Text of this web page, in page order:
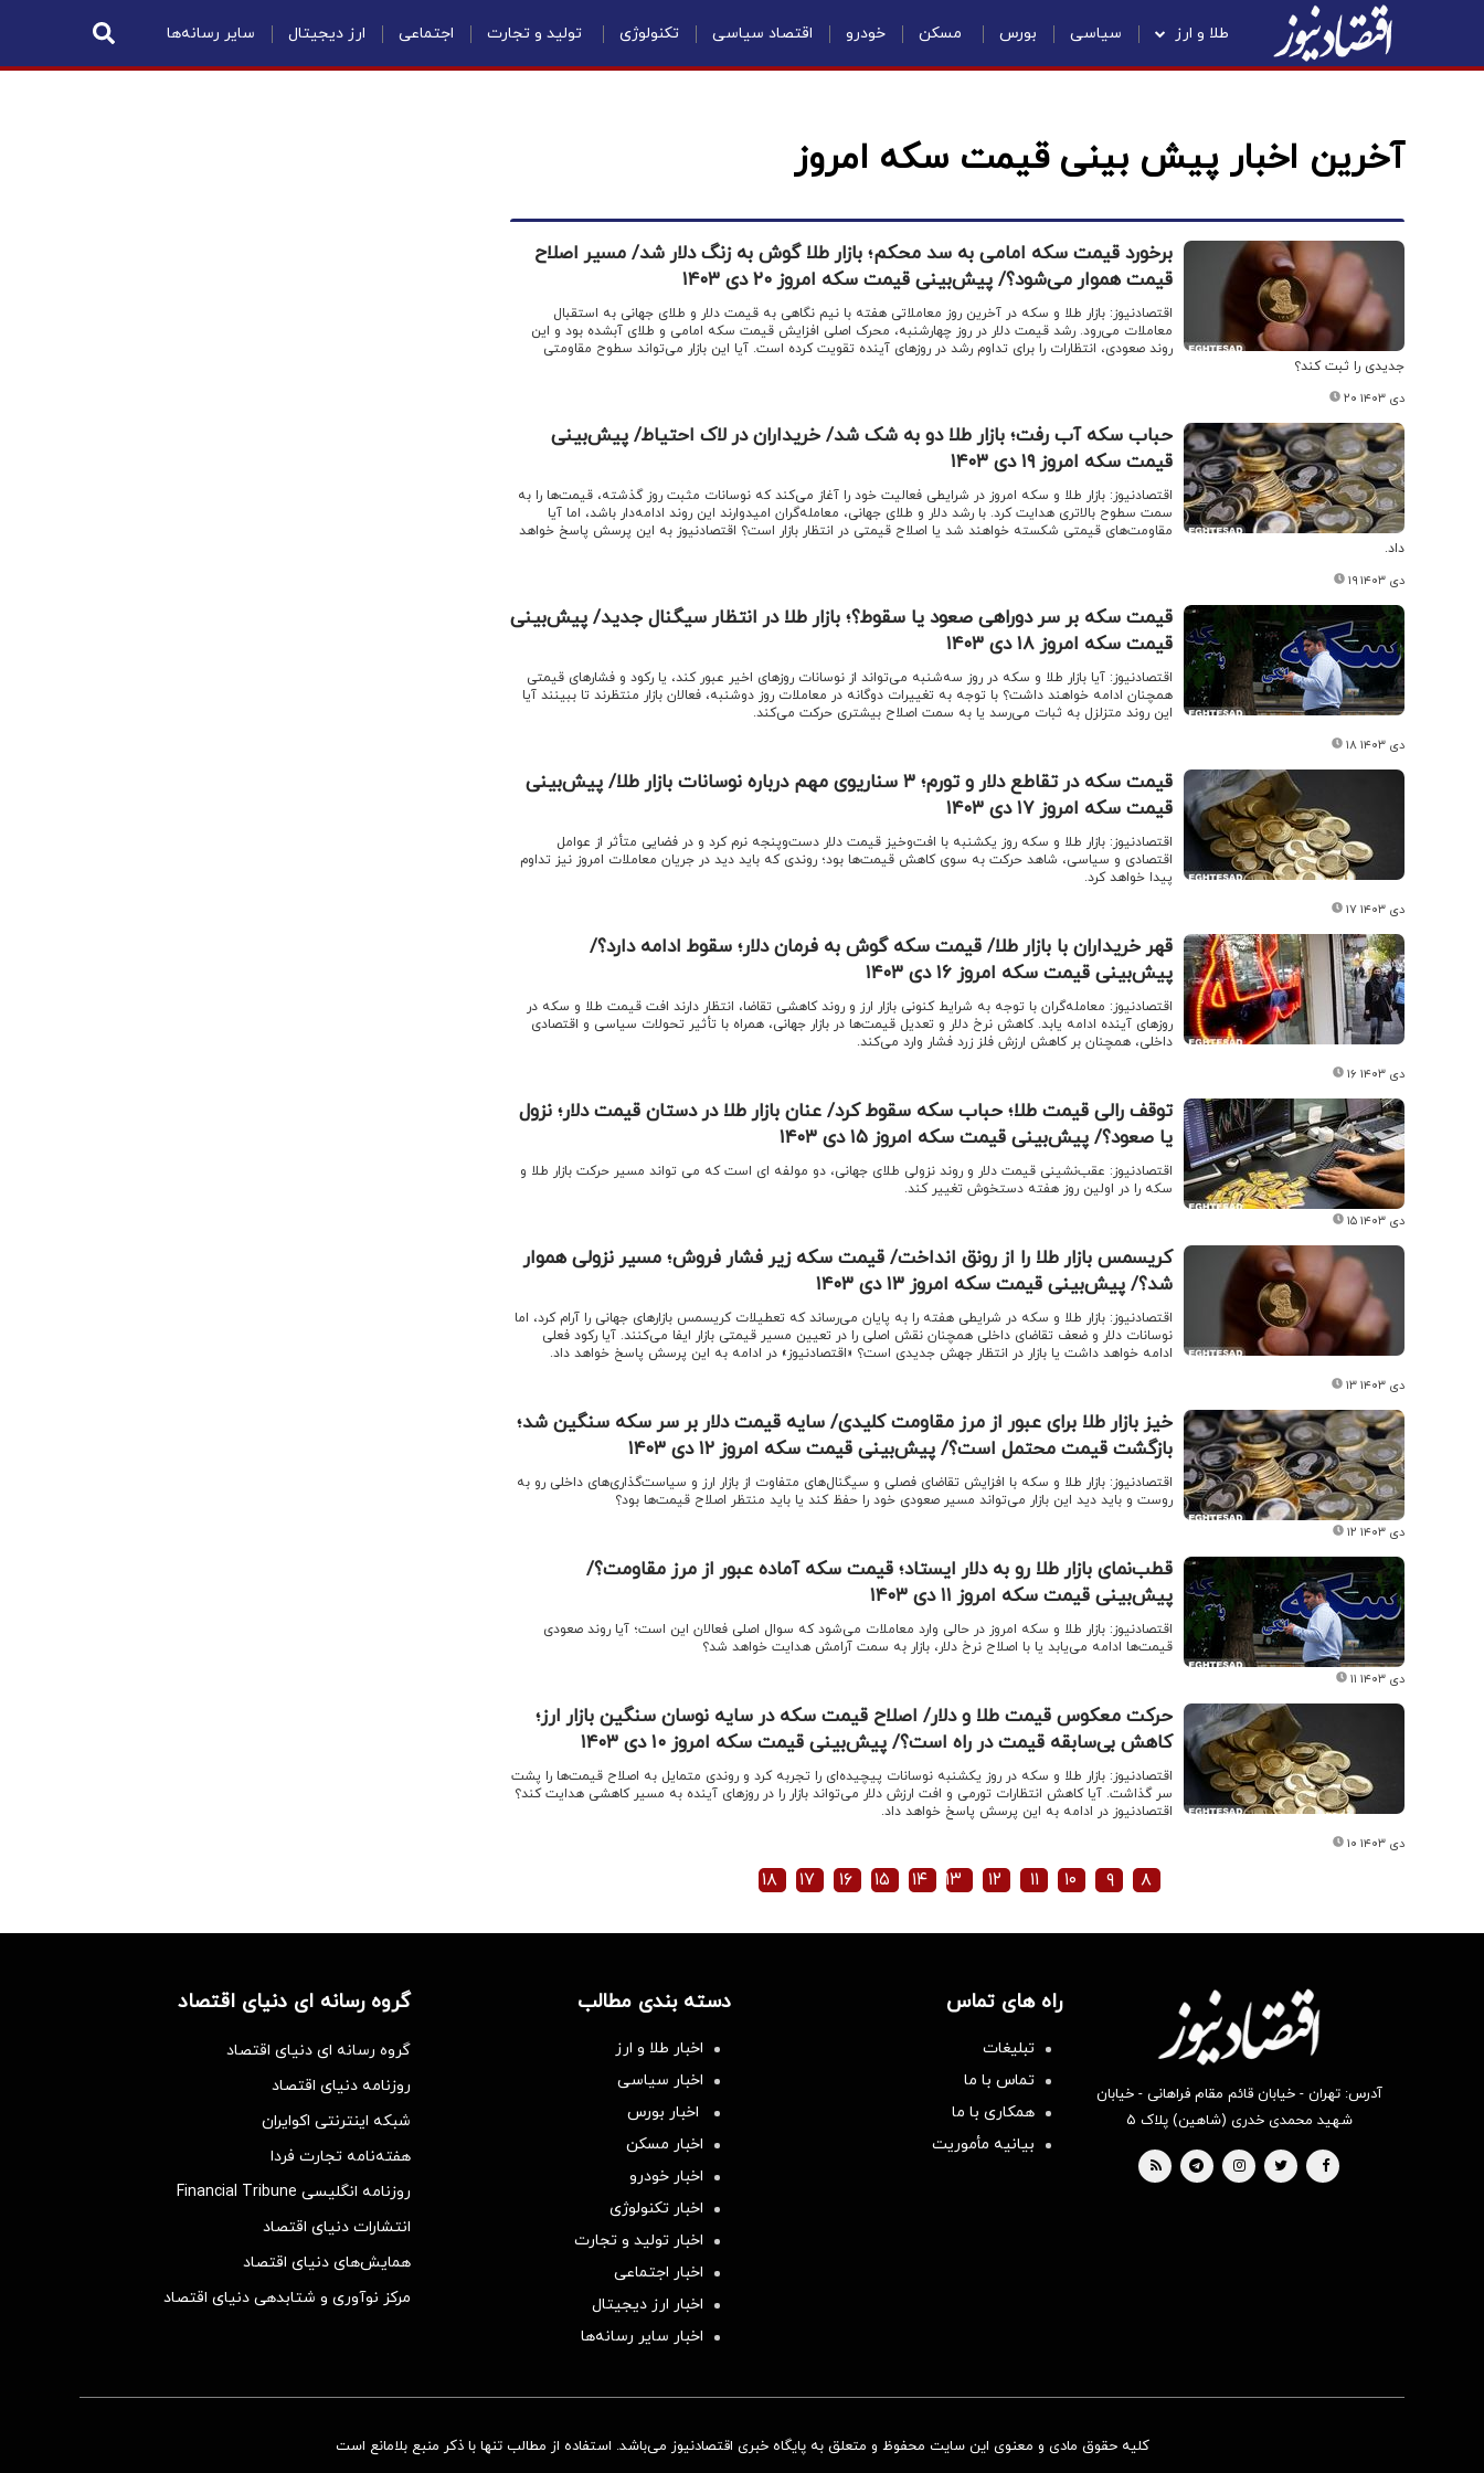
طلا و ارز سیاسی بورس مسکن خودرو اقتصاد سیاسی تکنولوژی تولید و تجارت اجتماعی ارز دیجیتال سایر رسانه‌ها
آخرین اخبار پیش بینی قیمت سکه امروز
برخورد قیمت سکه امامی به سد محکم؛ بازار طلا گوش به زنگ دلار شد/ مسیر اصلاح
قیمت هموار می‌شود؟/ پیش‌بینی قیمت سکه امروز ۲۰ دی ۱۴۰۳
اقتصادنیوز:‌ بازار طلا و سکه در آخرین روز معاملاتی هفته با نیم نگاهی به قیمت دلار و طلای جهانی به استقبال
معاملات می‌رود. رشد قیمت دلار در روز چهارشنبه، محرک اصلی افزایش قیمت سکه امامی و طلای آبشده بود و این
روند صعودی، انتظارات را برای تداوم رشد در روزهای آینده تقویت کرده است. آیا این بازار می‌تواند سطوح مقاومتی
جدیدی را ثبت کند؟
۲۰ دی ۱۴۰۳
حباب سکه آب رفت؛ بازار طلا دو به شک شد/ خریداران در لاک احتیاط/ پیش‌بینی
قیمت سکه امروز ۱۹ دی ۱۴۰۳
اقتصادنیوز: بازار طلا و سکه امروز در شرایطی فعالیت خود را آغاز می‌کند که نوسانات مثبت روز گذشته، قیمت‌ها را به
سمت سطوح بالاتری هدایت کرد. با رشد دلار و طلای جهانی، معامله‌گران امیدوارند این روند ادامه‌دار باشد، اما آیا
مقاومت‌های قیمتی شکسته خواهند شد یا اصلاح قیمتی در انتظار بازار است؟ اقتصادنیوز به این پرسش پاسخ خواهد
داد.
۱۹ دی ۱۴۰۳
قیمت سکه بر سر دوراهی صعود یا سقوط؟؛ بازار طلا در انتظار سیگنال جدید/ پیش‌بینی
قیمت سکه امروز ۱۸ دی ۱۴۰۳
اقتصادنیوز:‌ آیا بازار طلا و سکه در روز سه‌شنبه می‌تواند از نوسانات روزهای اخیر عبور کند، یا رکود و فشارهای قیمتی
همچنان ادامه خواهند داشت؟ با توجه به تغییرات دوگانه در معاملات روز دوشنبه، فعالان بازار منتظرند تا ببینند آیا
این روند متزلزل به ثبات می‌رسد یا به سمت اصلاح بیشتری حرکت می‌کند.
۱۸ دی ۱۴۰۳
قیمت سکه در تقاطع دلار و تورم؛ ۳ سناریوی مهم درباره نوسانات بازار طلا/ پیش‌بینی
قیمت سکه امروز ۱۷ دی ۱۴۰۳
اقتصادنیوز:‌ بازار طلا و سکه روز یکشنبه با افت‌وخیز قیمت دلار دست‌وپنجه نرم کرد و در فضایی متأثر از عوامل
اقتصادی و سیاسی، شاهد حرکت به سوی کاهش قیمت‌ها بود؛ روندی که باید دید در جریان معاملات امروز نیز تداوم
پیدا خواهد کرد.
۱۷ دی ۱۴۰۳
قهر خریداران با بازار طلا/ قیمت سکه گوش به فرمان دلار؛ سقوط ادامه دارد؟/
پیش‌بینی قیمت سکه امروز ۱۶ دی ۱۴۰۳
اقتصادنیوز: معامله‌گران با توجه به شرایط کنونی بازار ارز و روند کاهشی تقاضا، انتظار دارند افت قیمت طلا و سکه در
روزهای آینده ادامه یابد. کاهش نرخ دلار و تعدیل قیمت‌ها در بازار جهانی، همراه با تأثیر تحولات سیاسی و اقتصادی
داخلی، همچنان بر کاهش ارزش فلز زرد فشار وارد می‌کند.
۱۶ دی ۱۴۰۳
توقف رالی قیمت طلا؛ حباب سکه سقوط کرد/ عنان بازار طلا در دستان قیمت دلار؛ نزول
یا صعود؟/ پیش‌بینی قیمت سکه امروز ۱۵ دی ۱۴۰۳
اقتصادنیوز:‌ عقب‌نشینی قیمت دلار و روند نزولی طلای جهانی، دو مولفه ای است که می تواند مسیر حرکت بازار طلا و
سکه را در اولین روز هفته دستخوش تغییر کند.
۱۵ دی ۱۴۰۳
کریسمس بازار طلا را از رونق انداخت/ قیمت سکه زیر فشار فروش؛ مسیر نزولی هموار
شد؟/ پیش‌بینی قیمت سکه امروز ۱۳ دی ۱۴۰۳
اقتصادنیوز:‌ بازار طلا و سکه در شرایطی هفته را به پایان می‌رساند که تعطیلات کریسمس بازارهای جهانی را آرام کرد، اما
نوسانات دلار و ضعف تقاضای داخلی همچنان نقش اصلی را در تعیین مسیر قیمتی بازار ایفا می‌کنند. آیا رکود فعلی
ادامه خواهد داشت یا بازار در انتظار جهش جدیدی است؟ «اقتصادنیوز» در ادامه به این پرسش پاسخ خواهد داد.
۱۳ دی ۱۴۰۳
خیز بازار طلا برای عبور از مرز مقاومت‌ کلیدی/ سایه قیمت دلار بر سر سکه سنگین شد؛
بازگشت قیمت محتمل است؟/ پیش‌بینی قیمت سکه امروز ۱۲ دی ۱۴۰۳
اقتصادنیوز: بازار طلا و سکه با افزایش تقاضای فصلی و سیگنال‌های متفاوت از بازار ارز و سیاست‌گذاری‌های داخلی رو به
روست و باید دید این بازار می‌تواند مسیر صعودی خود را حفظ کند یا باید منتظر اصلاح قیمت‌ها بود؟
۱۲ دی ۱۴۰۳
قطب‌نمای بازار طلا رو به دلار ایستاد؛ قیمت سکه آماده عبور از مرز مقاومت؟/
پیش‌بینی قیمت سکه امروز ۱۱ دی ۱۴۰۳
اقتصادنیوز:‌ بازار طلا و سکه امروز در حالی وارد معاملات می‌شود که سوال اصلی فعالان این است؛ آیا روند صعودی
قیمت‌ها ادامه می‌یابد یا با اصلاح نرخ دلار، بازار به سمت آرامش هدایت خواهد شد؟
۱۱ دی ۱۴۰۳
حرکت معکوس قیمت طلا و دلار/ اصلاح قیمت‌ سکه در سایه نوسان سنگین بازار ارز؛
کاهش بی‌سابقه قیمت در راه است؟/ پیش‌بینی قیمت سکه امروز ۱۰ دی ۱۴۰۳
اقتصادنیوز:‌ بازار طلا و سکه در روز یکشنبه نوسانات پیچیده‌ای را تجربه کرد و روندی متمایل به اصلاح قیمت‌ها را پشت
سر گذاشت. آیا کاهش انتظارات تورمی و افت ارزش دلار می‌تواند بازار را در روزهای آینده به مسیر کاهشی هدایت کند؟
اقتصادنیوز در ادامه به این پرسش پاسخ خواهد داد.
۱۰ دی ۱۴۰۳
۸ ۹ ۱۰ ۱۱ ۱۲ ۱۳ ۱۴ ۱۵ ۱۶ ۱۷ ۱۸
آدرس: تهران - خیابان قائم مقام فراهانی - خیابان
شهید محمدی خدری (شاهین) پلاک ۵
راه های تماس
تبلیغات
تماس با ما
همکاری با ما
بیانیه مأموریت
دسته بندی مطالب
اخبار طلا و ارز
اخبار سیاسی
اخبار بورس
اخبار مسکن
اخبار خودرو
اخبار تکنولوژی
اخبار تولید و تجارت
اخبار اجتماعی
اخبار ارز دیجیتال
اخبار سایر رسانه‌‌ها
گروه رسانه ای دنیای اقتصاد
گروه رسانه ای دنیای اقتصاد
روزنامه دنیای اقتصاد
شبکه اینترنتی اکوایران
هفته‌نامه تجارت فردا
روزنامه انگلیسی Financial Tribune
انتشارات دنیای اقتصاد
همایش‌های دنیای اقتصاد
مرکز نوآوری و شتابدهی دنیای اقتصاد
کلیه حقوق مادی و معنوی این سایت محفوظ و متعلق به پایگاه خبری اقتصادنیوز می‌باشد. استفاده از مطالب تنها با ذکر منبع بلامانع است